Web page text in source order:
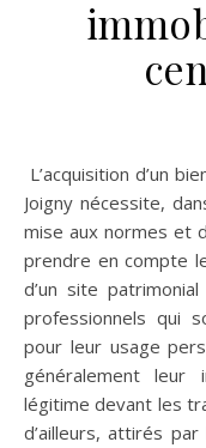
L’acquisition d’un bien immobilier dans le centre ancien de
Joigny nécessite,
mise aux normes et
prendre en compte
d’un site
professionnels qui
pour leur usage
généralement leur
légitime devant les
d’ailleurs, attirés